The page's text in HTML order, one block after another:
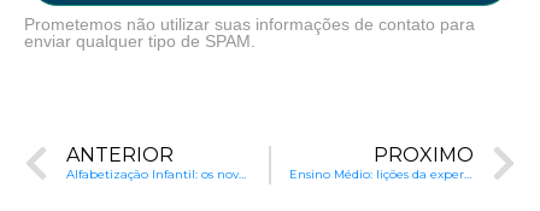
Prometemos não utilizar suas informações de contato para
enviar qualquer tipo de SPAM.
ANTERIOR
Alfabetização Infantil: os novos caminhos
PRÓXIMO